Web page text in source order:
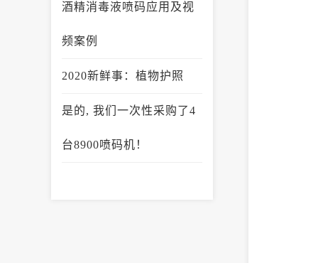
酒精消毒液喷码应用及视
频案例
2020新鲜事：植物护照
是的, 我们一次性采购了4
台8900喷码机！